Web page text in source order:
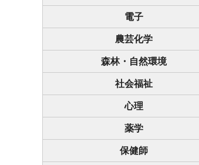
電子
農芸化学
森林・自然環境
社会福祉
心理
薬学
保健師